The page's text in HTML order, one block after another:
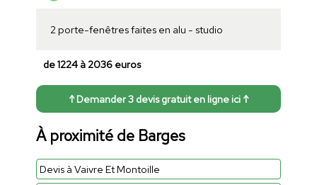
2 porte-fenêtres faites en alu - studio
de 1224 à 2036 euros
↑ Demander 3 devis gratuit en ligne ici ↑
À proximité de Barges
Devis à Vaivre Et Montoille